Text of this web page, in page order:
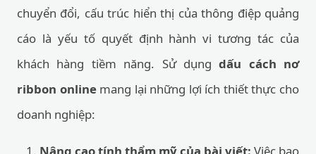
chuyển đổi, cấu trúc hiển thị của thông điệp quảng
cáo là yếu tố quyết định hành vi tương tác của
khách hàng tiềm năng. Sử dụngdấu cách nơ
ribbon onlinemang lại những lợi ích thiết thực cho
doanh nghiệp: